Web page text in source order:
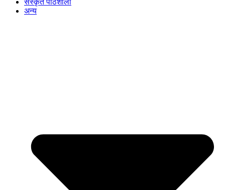
संस्कृत पाठशाला
अन्य